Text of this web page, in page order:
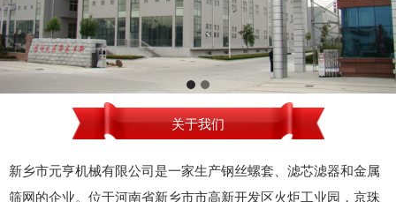
关于我们
新乡市元亨机械有限公司是一家生产钢丝螺套、滤芯滤器和金属
筛网的企业。位于河南省新乡市市高新开发区火炬工业园，京珠